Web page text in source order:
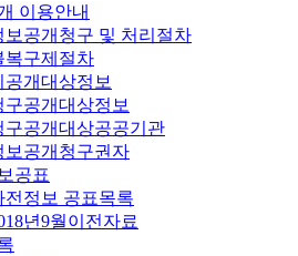
이용안내
보공개청구 및 처리절차
복구제절차
공개대상정보
구공개대상정보
구공개대상공공기관
보공개청구권자
공표
전정보 공표목록
년9월이전자료